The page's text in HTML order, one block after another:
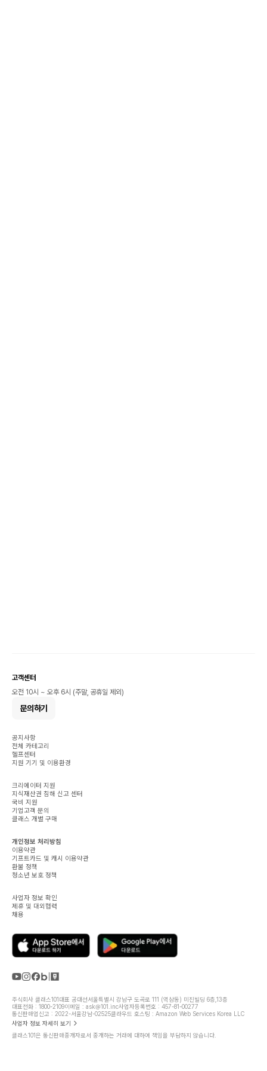
고객센터
오전 10시 ~ 오후 6시 (주말, 공휴일 제외)
문의하기
공지사항
전체 카테고리
헬프센터
지원 기기 및 이용환경
크리에이터 지원
지식재산권 침해 신고 센터
국비 지원
기업고객 문의
클래스 개별 구매
개인정보 처리방침
이용약관
기프트카드 및 캐시 이용약관
환불 정책
청소년 보호 정책
사업자 정보 확인
제휴 및 대외협력
채용
주식회사 클래스101대표 공대선서울특별시 강남구 도곡로 111 (역삼동) 미진빌딩 6층,13층
대표전화 : 1800-2109이메일 : ask@101.inc사업자등록번호 : 457-81-00277
통신판매업신고 : 2022-서울강남-02525클라우드 호스팅 : Amazon Web Services Korea LLC
사업자 정보 자세히 보기
클래스101은 통신판매중개자로서 중개하는 거래에 대하여 책임을 부담하지 않습니다.